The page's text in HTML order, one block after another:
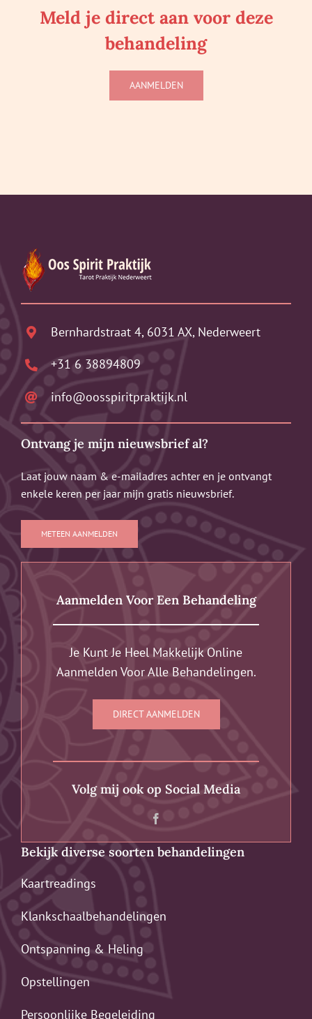
Meld je direct aan voor deze
behandeling
AANMELDEN
Bernhardstraat 4, 6031 AX, Nederweert
+31 6 38894809
info@oosspiritpraktijk.nl
Ontvang je mijn nieuwsbrief al?
Laat jouw naam & e-mailadres achter en je ontvangt
enkele keren per jaar mijn gratis nieuwsbrief.
METEEN AANMELDEN
Aanmelden Voor Een Behandeling
Je Kunt Je Heel Makkelijk Online
Aanmelden Voor Alle Behandelingen.
DIRECT AANMELDEN
Volg mij ook op Social Media
Bekijk diverse soorten behandelingen
Kaartreadings
Klankschaalbehandelingen
Ontspanning & Heling
Opstellingen
Persoonlijke Begeleiding